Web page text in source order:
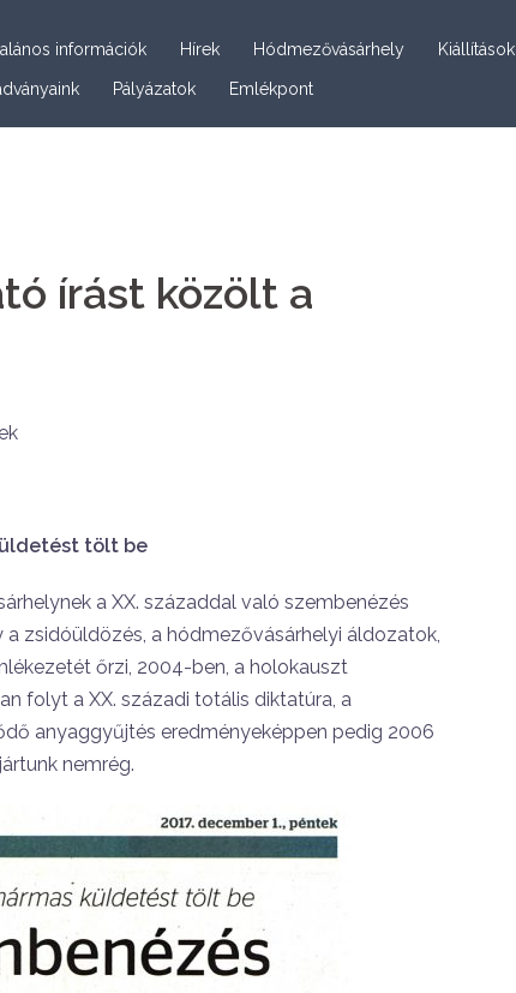
információk Hírek Hódmezővásárhely Kiállítások
Pályázatok Emlékpont
írást közölt a
tölt be
a XX. századdal való szembenézés
zsidóüldözés, a hódmezővásárhelyi áldozatok,
őrzi, 2004-ben, a holokauszt
folyt a XX. századi totális diktatúra, a
anyaggyűjtés eredménye­képpen pedig 2006
nemrég.